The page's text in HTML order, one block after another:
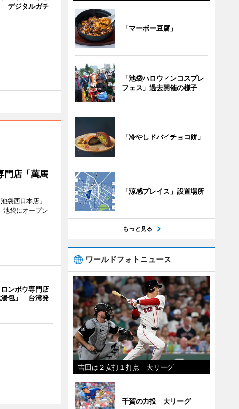
デジタルガチ
門店「萬馬
袋西口本店」
池袋にオープン
ンポウ専門店
湯包」 台湾発
「マーボー豆腐」
「池袋ハロウィンコスプレ
フェス」過去開催の様子
「冷やしドバイチョコ餅」
「涼感プレイス」設置場所
もっと見る
ワールドフォトニュース
吉田は２安打１打点 大リーグ
千賀の力投 大リーグ